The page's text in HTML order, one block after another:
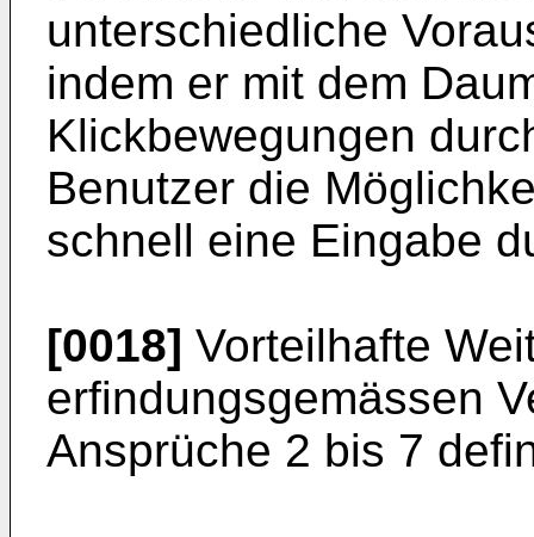
unterschiedliche
indem er mit dem
Klickbewegungen
Benutzer die
schnell eine Eingabe
[0018] Vorteilhafte
erfindungsgemässen
Ansprüche 2 bis 7